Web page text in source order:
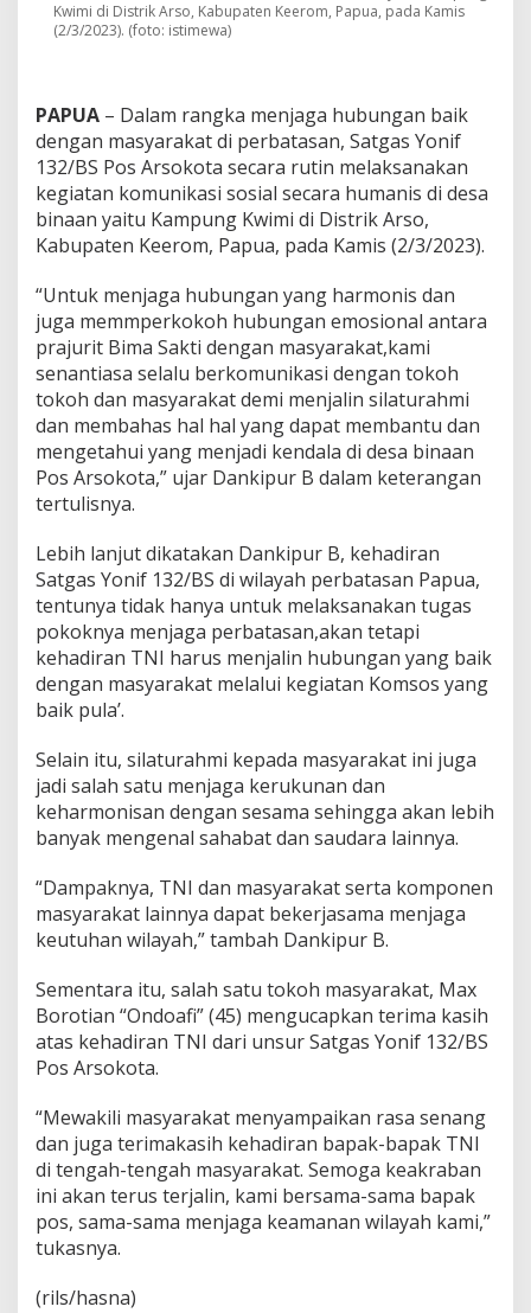
Y
o
1
3
2
B
S
S
p
K
a
m
p
u
n
g
K
m
i
Kwimi di Distrik Arso, Kabupaten Keerom, Papua, pada Kamis
(2/3/2023). (foto: istimewa)
PAPUA – Dalam rangka menjaga hubungan baik
dengan masyarakat di perbatasan, Satgas Yonif
132/BS Pos Arsokota secara rutin melaksanakan
kegiatan komunikasi sosial secara humanis di desa
binaan yaitu Kampung Kwimi di Distrik Arso,
Kabupaten Keerom, Papua, pada Kamis (2/3/2023).
“Untuk menjaga hubungan yang harmonis dan
juga memmperkokoh hubungan emosional antara
prajurit Bima Sakti dengan masyarakat,kami
senantiasa selalu berkomunikasi dengan tokoh
tokoh dan masyarakat demi menjalin silaturahmi
dan membahas hal hal yang dapat membantu dan
mengetahui yang menjadi kendala di desa binaan
Pos Arsokota,” ujar Dankipur B dalam keterangan
tertulisnya.
Lebih lanjut dikatakan Dankipur B, kehadiran
Satgas Yonif 132/BS di wilayah perbatasan Papua,
tentunya tidak hanya untuk melaksanakan tugas
pokoknya menjaga perbatasan,akan tetapi
kehadiran TNI harus menjalin hubungan yang baik
dengan masyarakat melalui kegiatan Komsos yang
baik pula’.
Selain itu, silaturahmi kepada masyarakat ini juga
jadi salah satu menjaga kerukunan dan
keharmonisan dengan sesama sehingga akan lebih
banyak mengenal sahabat dan saudara lainnya.
“Dampaknya, TNI dan masyarakat serta komponen
masyarakat lainnya dapat bekerjasama menjaga
keutuhan wilayah,” tambah Dankipur B.
Sementara itu, salah satu tokoh masyarakat, Max
Borotian “Ondoafi” (45) mengucapkan terima kasih
atas kehadiran TNI dari unsur Satgas Yonif 132/BS
Pos Arsokota.
“Mewakili masyarakat menyampaikan rasa senang
dan juga terimakasih kehadiran bapak-bapak TNI
di tengah-tengah masyarakat. Semoga keakraban
ini akan terus terjalin, kami bersama-sama bapak
pos, sama-sama menjaga keamanan wilayah kami,”
tukasnya.
(rils/hasna)